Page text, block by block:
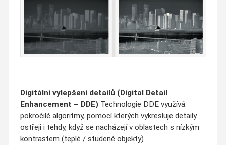
Digitální vylepšení detailů (Digital Detail
Enhancement – DDE)Technologie DDE využívá
pokročilé algoritmy, pomocí kterých vykresluje detaily
ostřeji i tehdy, když se nacházejí v oblastech s nízkým
kontrastem (teplé / studené objekty).